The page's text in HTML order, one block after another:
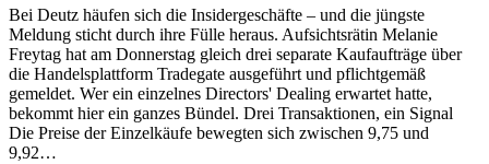
Bei Deutz häufen sich die Insidergeschäfte – und die jüngste
Meldung sticht durch ihre Fülle heraus. Aufsichtsrätin Melanie
Freytag hat am Donnerstag gleich drei separate Kaufaufträge über
die Handelsplattform Tradegate ausgeführt und pflichtgemäß
gemeldet. Wer ein einzelnes Directors' Dealing erwartet hatte,
bekommt hier ein ganzes Bündel. Drei Transaktionen, ein Signal
Die Preise der Einzelkäufe bewegten sich zwischen 9,75 und
9,92…